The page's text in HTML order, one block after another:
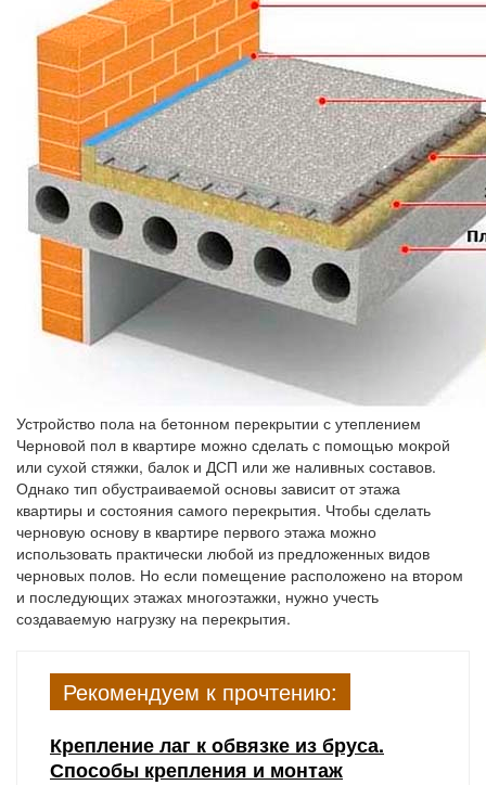
Устройство пола на бетонном перекрытии с утеплением
Черновой пол в квартире можно сделать с помощью мокрой
или сухой стяжки, балок и ДСП или же наливных составов.
Однако тип обустраиваемой основы зависит от этажа
квартиры и состояния самого перекрытия. Чтобы сделать
черновую основу в квартире первого этажа можно
использовать практически любой из предложенных видов
черновых полов. Но если помещение расположено на втором
и последующих этажах многоэтажки, нужно учесть
создаваемую нагрузку на перекрытия.
Рекомендуем к прочтению:
Крепление лаг к обвязке из бруса.
Способы крепления и монтаж